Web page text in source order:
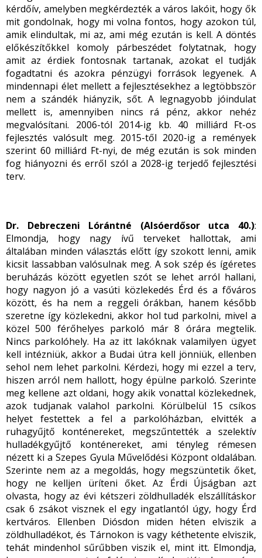
kérdőív, amelyben megkérdezték a város lakóit, hogy ők
mit gondolnak, hogy mi volna fontos, hogy azokon túl,
amik elindultak, mi az, ami még ezután is kell. A döntés
előkészítőkkel komoly párbeszédet folytatnak, hogy
amit az érdiek fontosnak tartanak, azokat el tudják
fogadtatni és azokra pénzügyi források legyenek. A
mindennapi élet mellett a fejlesztésekhez a legtöbbször
nem a szándék hiányzik, sőt. A legnagyobb jóindulat
mellett is, amennyiben nincs rá pénz, akkor nehéz
megvalósítani. 2006-tól 2014-ig kb. 40 milliárd Ft-os
fejlesztés valósult meg. 2015-től 2020-ig a remények
szerint 60 milliárd Ft-nyi, de még ezután is sok minden
fog hiányozni és erről szól a 2028-ig terjedő fejlesztési
terv.
Dr. Debreczeni Lórántné (Alsóerdősor utca 40.):
Elmondja, hogy nagy ívű terveket hallottak, ami
általában minden választás előtt így szokott lenni, amik
kicsit lassabban valósulnak meg. A sok szép és ígéretes
beruházás között egyetlen szót se lehet arról hallani,
hogy nagyon jó a vasúti közlekedés Érd és a főváros
között, és ha nem a reggeli órákban, hanem később
szeretne így közlekedni, akkor hol tud parkolni, mivel a
közel 500 férőhelyes parkoló már 8 órára megtelik.
Nincs parkolóhely. Ha az itt lakóknak valamilyen ügyet
kell intézniük, akkor a Budai útra kell jönniük, ellenben
sehol nem lehet parkolni. Kérdezi, hogy mi ezzel a terv,
hiszen arról nem hallott, hogy épülne parkoló. Szerinte
meg kellene azt oldani, hogy akik vonattal közlekednek,
azok tudjanak valahol parkolni. Körülbelül 15 csíkos
helyet festettek a fel a parkolóházban, elvitték a
ruhagyűjtő konténereket, megszűntették a szelektív
hulladékgyűjtő konténereket, ami tényleg rémesen
nézett ki a Szepes Gyula Művelődési Központ oldalában.
Szerinte nem az a megoldás, hogy megszüntetik őket,
hogy ne kelljen üríteni őket. Az Érdi Újságban azt
olvasta, hogy az évi kétszeri zöldhulladék elszállításkor
csak 6 zsákot visznek el egy ingatlantól úgy, hogy Érd
kertváros. Ellenben Diósdon miden héten elviszik a
zöldhulladékot, és Tárnokon is vagy kéthetente elviszik,
tehát mindenhol sűrűbben viszik el, mint itt. Elmondja,